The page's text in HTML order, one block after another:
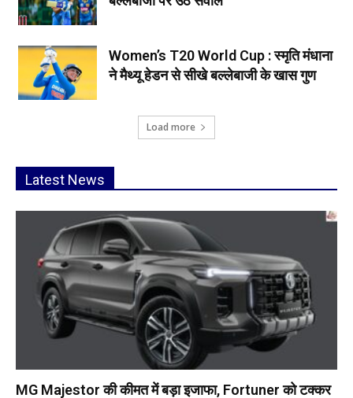
Women’s T20 World Cup : स्मृति मंधाना
ने मैथ्यू हेडन से सीखे बल्लेबाजी के खास गुण
Load more
Latest News
MG Majestor की कीमत में बड़ा इजाफा, Fortuner को टक्कर